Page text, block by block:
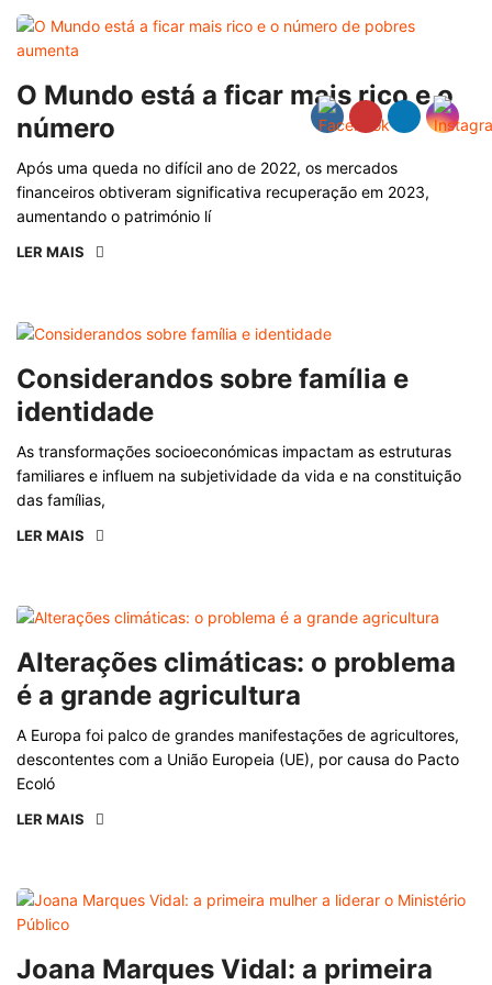
O Mundo está a ficar mais rico e o
número
Após uma queda no difícil ano de 2022, os mercados
financeiros obtiveram significativa recuperação em 2023,
aumentando o património lí
LER MAIS
Considerandos sobre família e
identidade
As transformações socioeconómicas impactam as estruturas
familiares e influem na subjetividade da vida e na constituição
das famílias,
LER MAIS
Alterações climáticas: o problema
é a grande agricultura
A Europa foi palco de grandes manifestações de agricultores,
descontentes com a União Europeia (UE), por causa do Pacto
Ecoló
LER MAIS
Joana Marques Vidal: a primeira